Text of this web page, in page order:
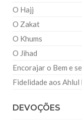
O Hajj
O Zakat
O Khums
O Jihad
Encorajar o Bem e
Fidelidade aos Ahlul
DEVOÇÕES